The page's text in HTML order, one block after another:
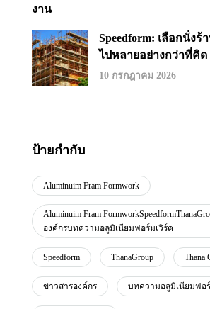
Speedform: เลือกนั่ง
ไปหลายอย่างกว่าที่คิด
10 กรกฎาคม 2026
ป้ายกำกับ
Aluminuim Fram Formwork
Aluminuim Fram
องค์กรบทความอลูมิเนียมฟอร์มเวิร์ค
Speedform ThanaGroup Thana
ข่าวสารองค์กร บทความอลูมิเนียมฟอ